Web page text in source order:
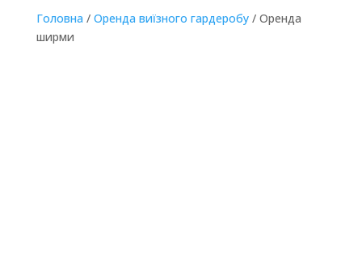
Головна / Оренда виїзного гардеробу/ Оренда
ширми